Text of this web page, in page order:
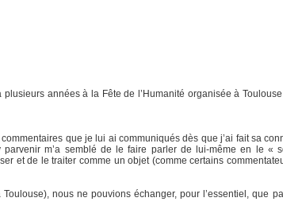
années à la Fête de l’Humanité organisée à
que je lui ai communiqués dès que j’ai fait sa
m’a semblé de le faire parler de lui-même en le «
et de le traiter comme un objet (comme certains
nous ne pouvions échanger, pour l’essentiel, que